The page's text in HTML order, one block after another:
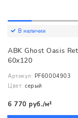
В наличии
ABK Ghost Oasis Ret
60x120
Артикул: PF60004903
Цвет: серый
6 770 руб./м²